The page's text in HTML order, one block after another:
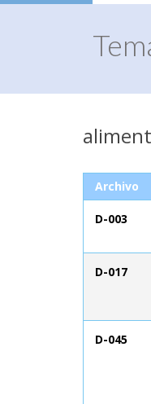
Archivo
D-003
D-017
D-045